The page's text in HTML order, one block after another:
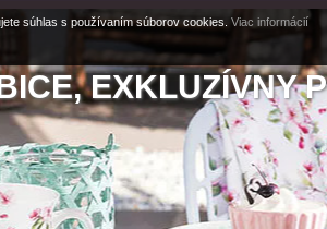
EXKLUZÍVNY
súhlas s používaním súborov cookies. Viac informácií